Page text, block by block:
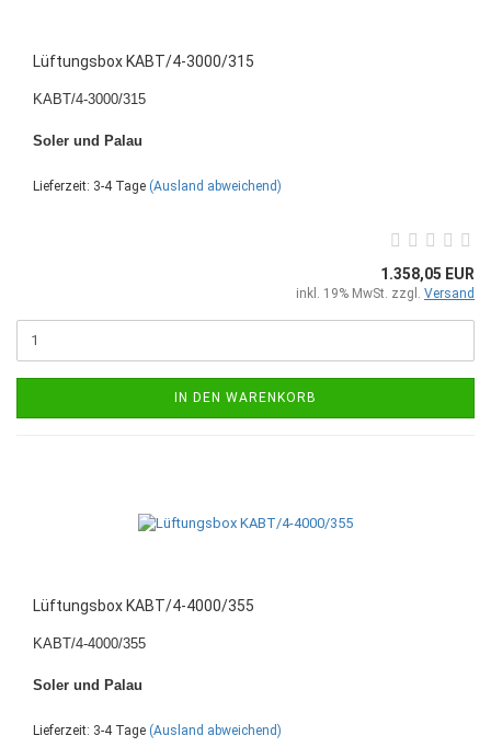
Lüftungsbox KABT/4-3000/315
KABT/4-3000/315
Soler und Palau
Lieferzeit: 3-4 Tage (Ausland abweichend)
1.358,05 EUR
inkl. 19% MwSt. zzgl. Versand
IN DEN WARENKORB
Lüftungsbox KABT/4-4000/355
KABT/4-4000/355
Soler und Palau
Lieferzeit: 3-4 Tage (Ausland abweichend)